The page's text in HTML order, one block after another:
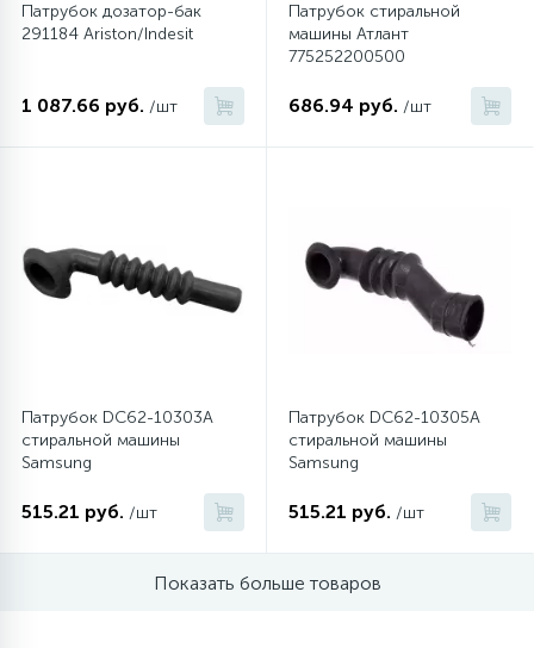
Патрубок дозатор-бак
291184 Ariston/Indesit
1 087.66 руб. /шт
Патрубок стиральной
машины Атлант
775252200500
686.94 руб. /шт
Патрубок DC62-10303A
стиральной машины
Samsung
515.21 руб. /шт
Патрубок DC62-10305A
стиральной машины
Samsung
515.21 руб. /шт
Показать больше товаров